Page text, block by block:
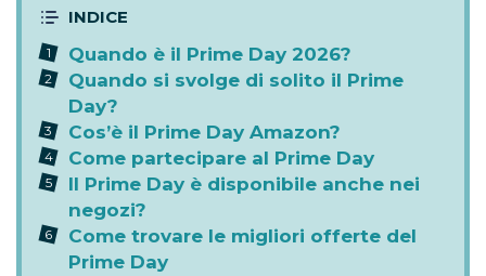
Quando è il Prime Day 2026?
Quando si svolge di solito il Prime
Day?
Cos’è il Prime Day Amazon?
Come partecipare al Prime Day
Il Prime Day è disponibile anche nei
negozi?
Come trovare le migliori offerte del
Prime Day